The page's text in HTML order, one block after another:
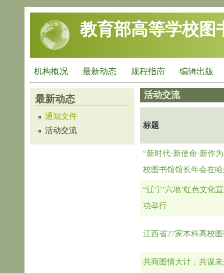
跳转到主要内容
教育部高等学校图
机构概况 最新动态 规程指南 编辑出版
最新动态
通知文件
活动交流
活动交流
标题
“新时代·新使命·新作
校图书馆馆长年会在
“辽宁‘六地’红色文化
功举行
江西省27家本科高校
共商图情大计，共谋